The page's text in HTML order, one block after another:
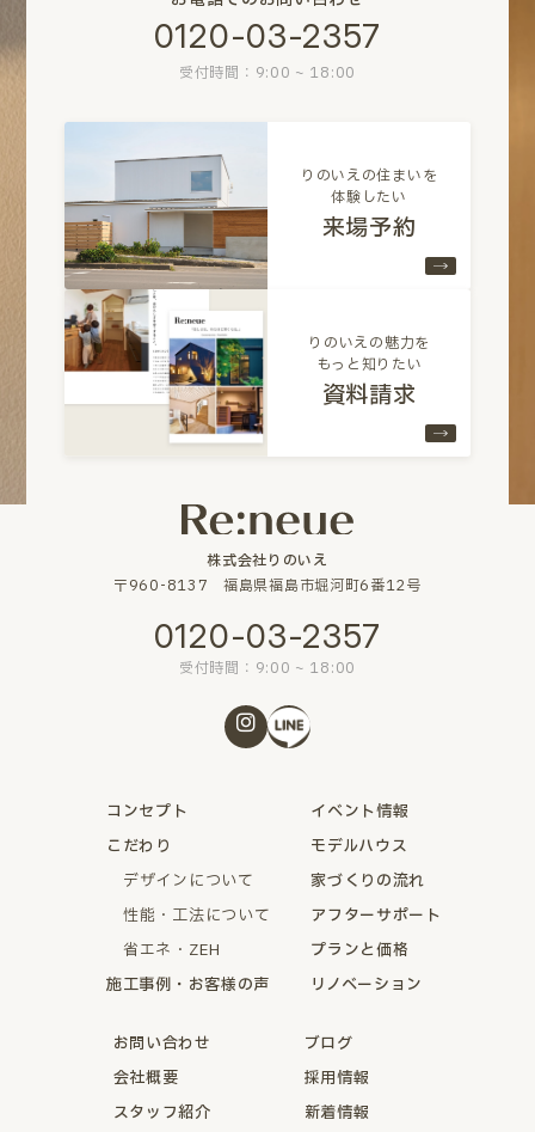
0120-03-2357
受付時間：9:00 ~ 18:00
りのいえの住まいを
体験したい
来場予約
りのいえの魅力を
もっと知りたい
資料請求
株式会社りのいえ
〒960-8137 福島県福島市堀河町6番12号
0120-03-2357
受付時間：9:00 ~ 18:00
コンセプト
こだわり
デザインについて
性能・工法について
省エネ・ZEH
施工事例・お客様の声
イベント情報
モデルハウス
家づくりの流れ
アフターサポート
プランと価格
リノベーション
お問い合わせ
会社概要
スタッフ紹介
ブログ
採用情報
新着情報